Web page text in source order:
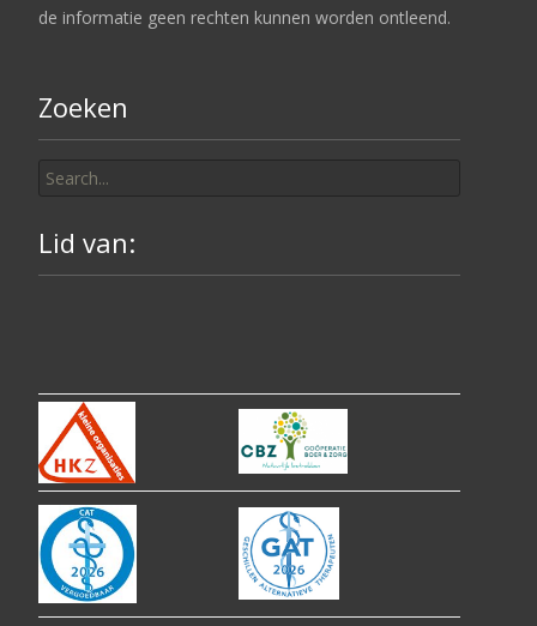
de informatie geen rechten kunnen worden ontleend.
Zoeken
for:
Lid van: